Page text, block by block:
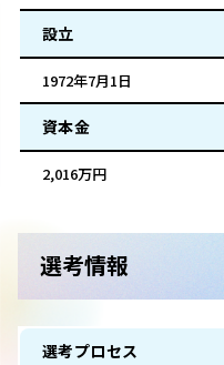
設立
1972年7月1日
資本金
2,016万円
選考情報
選考プロセス